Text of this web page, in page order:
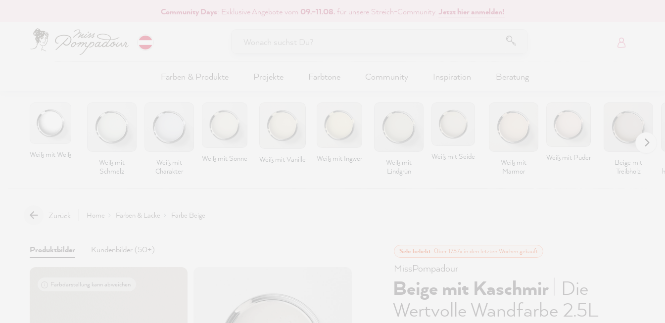
Community Days: Exklusive Angebote vom 09.–11.08.für unsere Streich-Community. Jetzt hier anmelden!
Farben & Produkte Projekte Farbtöne Community Inspiration Beratung
Weiß mit Weiß
Weiß mit
Schmelz
Weiß mit
Charakter
Weiß mit Sonne Weiß mit Vanille Weiß mit Ingwer
Weiß mit
Lindgrün
Weiß mit Seide
Weiß mit
Marmor
Weiß mit Puder
Beige mit
Treibholz
Zurück Home Farben & Lacke Farbe Beige
Produktbilder Kundenbilder (50+)
Farbdarstellung kann abweichen
Sehr beliebt: Über 1757x in den letzten Wochen gekauft
MissPompadour
Beige mit Kaschmir Die
Wertvolle Wandfarbe 2.5L